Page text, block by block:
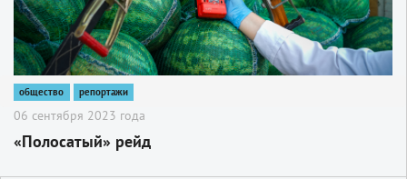
общество репортажи
06 сентября 2023 года
«Полосатый» рейд